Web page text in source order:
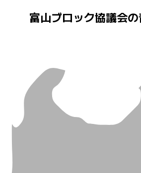
富山ブロック協議会